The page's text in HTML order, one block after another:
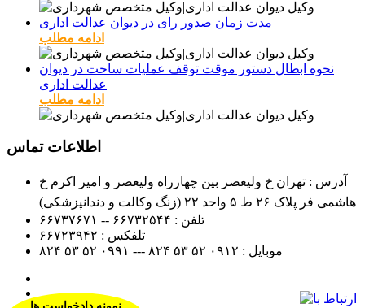
مدت زمان صدور رای در دیوان عدالت اداری
ادامه مطلب
نحوه ابطال دستور موقت توقف عملیات ساخت در دیوان
عدالت اداری
ادامه مطلب
اطلاعات تماس
آدرس : تهران خ ولیعصر بین چهارراه ولیعصر و امیر اکرم خ
هاشمی فر پلاک ۲۶ ط ۵ واحد ۲۲ (زنگ وکالت و دندانپزشکی)
تلفن : ۶۶۷۳۲۵۴۴ -- ۶۶۷۳۷۶۷۱
تلفکس : ۶۶۷۲۳۹۴۲
موبایل : ۰۹۱۲ ۵۲ ۵۳ ۸۲۴ --- ۰۹۹۱ ۵۲ ۵۳ ۸۲۴